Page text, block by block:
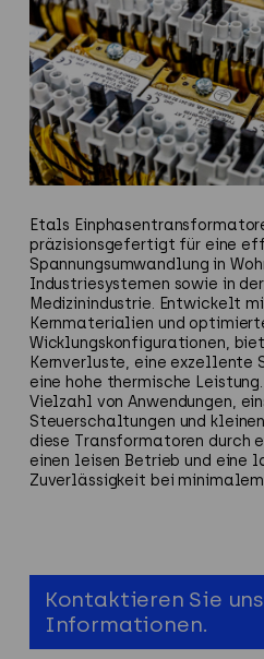
Etals
präzisionsgefertigt für eine
Spannungsumwandlung in
Industriesystemen sowie in
Medizinindustrie. Entwickelt
Kernmaterialien und
Wicklungskonfigurationen,
Kernverluste, eine exzellente
eine hohe thermische
Vielzahl von Anwendungen,
Steuerschaltungen und
diese Transformatoren durch
einen leisen Betrieb und eine
Zuverlässigkeit bei
Kontaktieren Sie
Informationen.